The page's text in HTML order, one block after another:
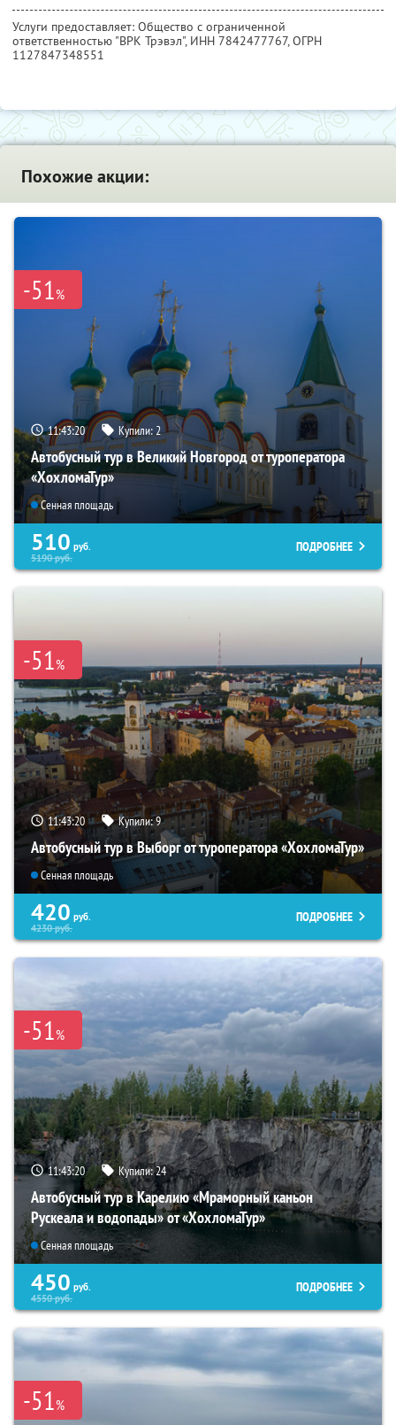
Услуги предоставляет: Общество с ограниченной
ответственностью "ВРК Трэвэл", ИНН 7842477767, ОГРН
1127847348551
Похожие акции:
-51%
11:43:18 Купили:2
Автобусный тур в Великий Новгород от туроператора
«ХохломаТур»
Сенная площадь
510 руб.
5190руб.
ПОДРОБНЕЕ
-51%
11:43:18 Купили:9
Автобусный тур в Выборг от туроператора «ХохломаТур»
Сенная площадь
420 руб.
4230руб.
ПОДРОБНЕЕ
-51%
11:43:18 Купили:24
Автобусный тур в Карелию «Мраморный каньон
Рускеала и водопады» от «ХохломаТур»
Сенная площадь
450 руб.
4550руб.
ПОДРОБНЕЕ
-51%